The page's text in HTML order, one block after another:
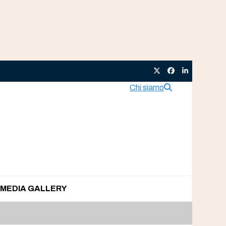
TwitterFacebook
LinkedIn
Chi siamo
MEDIA GALLERY